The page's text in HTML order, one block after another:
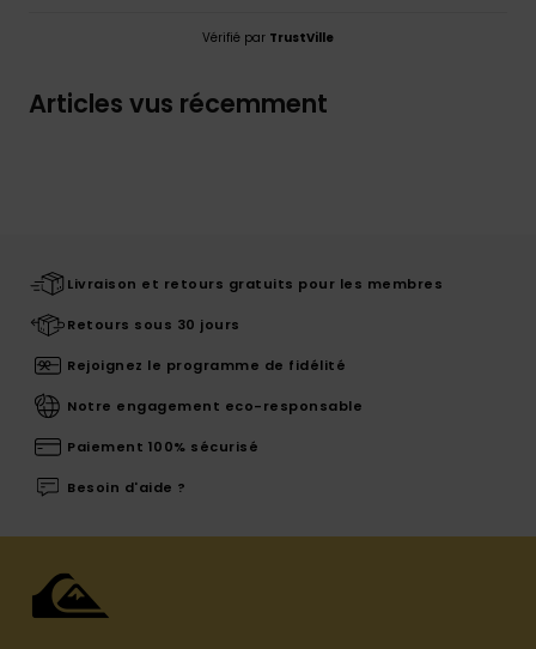
Vérifié par TrustVille
Articles vus récemment
Livraison et retours gratuits pour les membres
Retours sous 30 jours
Rejoignez le programme de fidélité
Notre engagement eco-responsable
Paiement 100% sécurisé
Besoin d'aide ?